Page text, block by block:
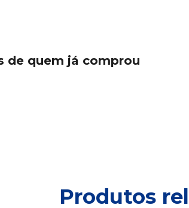
de quem já comprou
Produtos